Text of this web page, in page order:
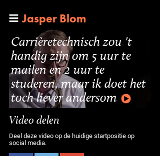
Jasper Blom
Carrièretechnisch zou 't
handig zijn om 5 uur te
mailen en 2 uur te
studeren, maar ik doet het
toch liever andersom
Video delen
Deel deze video op de huidige startpositie op
social media.